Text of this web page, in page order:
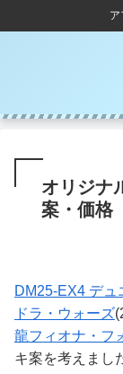
オリジ
案・価格
DM25-EX4 デ
ドラ・ウォーズ
龍フィオナ・フ
キ案を考えまし